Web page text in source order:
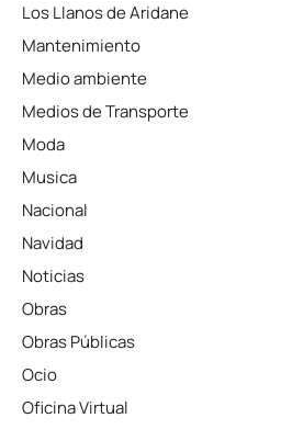
Los Llanos de Aridane
Mantenimiento
Medio ambiente
Medios de Transporte
Moda
Musica
Nacional
Navidad
Noticias
Obras
Obras Públicas
Ocio
Oficina Virtual